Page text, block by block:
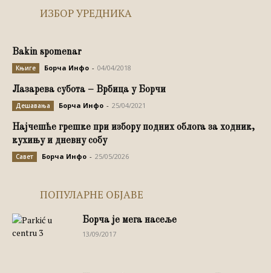
ИЗБОР УРЕДНИКА
Bakin spomenar
Књиге Борча Инфо - 04/04/2018
Лазарева субота – Врбица у Борчи
Дешавања Борча Инфо - 25/04/2021
Најчешће грешке при избору подних облога за ходник,
кухињу и дневну собу
Савет Борча Инфо - 25/05/2026
ПОПУЛАРНЕ ОБЈАВЕ
Борча је мега насеље
13/09/2017